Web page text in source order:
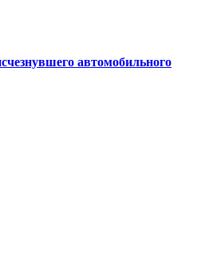
автомобильного